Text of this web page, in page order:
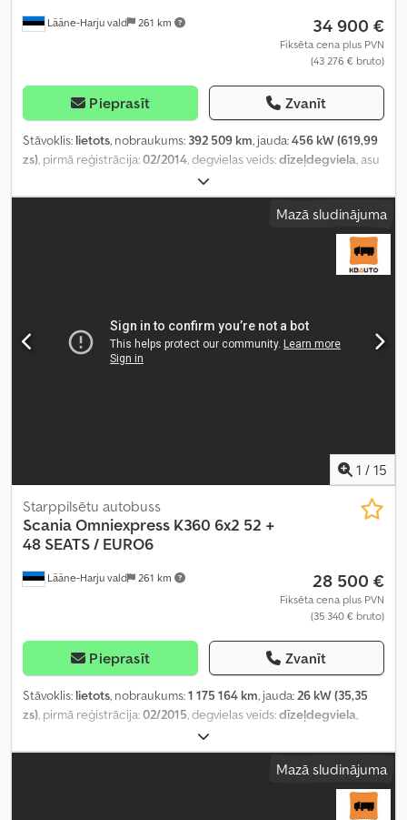
Lääne-Harju vald 261 km 34 900 €
Fiksēta cena plus PVN
(43 276 € bruto)
Pieprasīt Zvanīt
Stāvoklis: lietots, nobraukums: 392 509 km, jauda:456 kW (619,99
zs), pirmā reģistrācija:02/2014, degvielas veids:dīzeļdegviela, asu
3 300 mm
degvielas tvertnes tilpums:350 l, bremzes:retardētājs, pārnesuma
, piekares sistēma:gaiss,
borta dators, centrālā atslēga,
elektriskais logu regulators, elektriski regulējams spogulis, gaisa
Mazā sludinājuma
1 / 15
Lääne-Harju vald 261 km
Starppilsētu autobuss
ScaniaOmniexpress K360 6x2 52 +
48 SEATS / EURO6
28 500 €
Fiksēta cena plus PVN
(35 340 € bruto)
Pieprasīt Zvanīt
Stāvoklis: lietots, nobraukums:1 175 164 km, jauda:26 kW (35,35
zs), pirmā reģistrācija:02/2015, degvielas veids:dīzeļdegviela,
, pārnesuma veids:
Euro 6, piekares sistēma:gaiss, kopējais garums:15 000 mm,
, kopējais augstums:3 310 mm
Mazā sludinājuma